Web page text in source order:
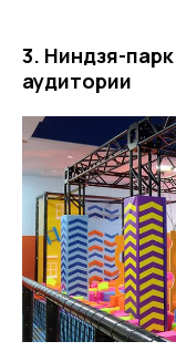
3. Ниндзя-
аудитории